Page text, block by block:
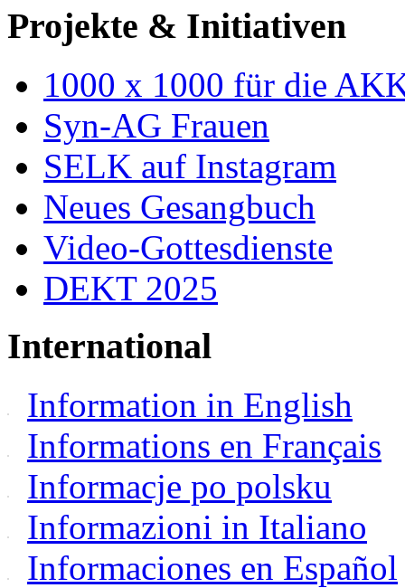
Projekte & Initiativen
1000 x 1000 für die
Syn-AG Frauen
SELK auf Instagram
Neues Gesangbuch
Video-Gottesdienste
DEKT 2025
International
Information in English
Informations en Français
Informacje po polsku
Informazioni in Italiano
Informaciones en Español